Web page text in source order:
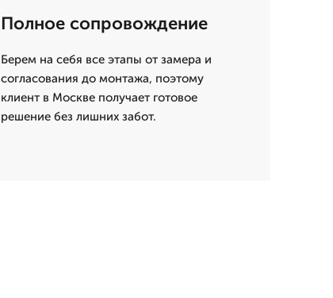
Полное сопровождение
Берем на себя все этапы от замера и
согласования до монтажа, поэтому
клиент в Москве получает готовое
решение без лишних забот.